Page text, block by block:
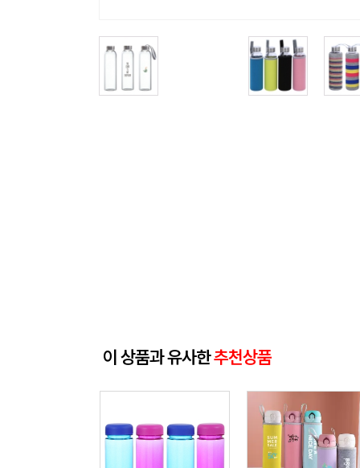
이 상품과 유사한추천상품